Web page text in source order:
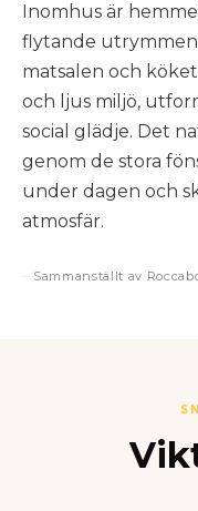
Inomhus är
flytande
matsalen och
och ljus miljö,
social glädje. Det
genom de stora
under dagen och
atmosfär.
Sammanställt av